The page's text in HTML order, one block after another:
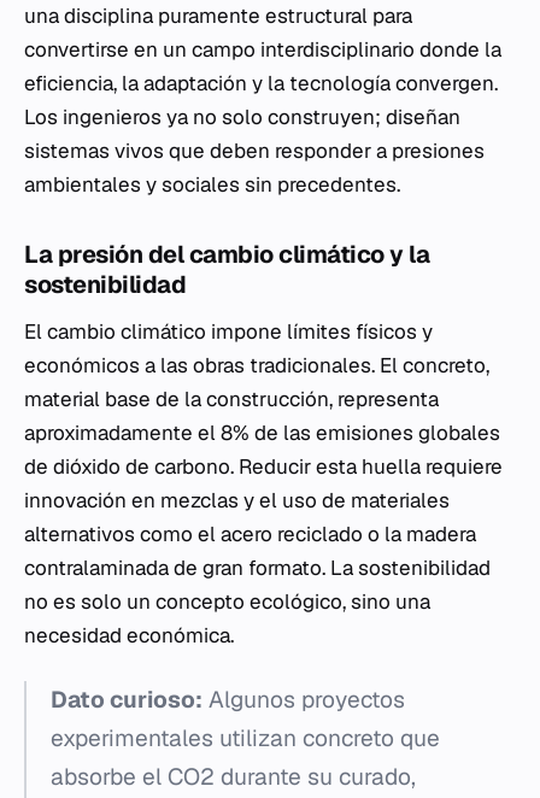
una disciplina puramente estructural para
convertirse en un campo interdisciplinario donde la
eficiencia, la adaptación y la tecnología convergen.
Los ingenieros ya no solo construyen; diseñan
sistemas vivos que deben responder a presiones
ambientales y sociales sin precedentes.
La presión del cambio climático y la
sostenibilidad
El cambio climático impone límites físicos y
económicos a las obras tradicionales. El concreto,
material base de la construcción, representa
aproximadamente el 8% de las emisiones globales
de dióxido de carbono. Reducir esta huella requiere
innovación en mezclas y el uso de materiales
alternativos como el acero reciclado o la madera
contralaminada de gran formato. La sostenibilidad
no es solo un concepto ecológico, sino una
necesidad económica.
Dato curioso: Algunos proyectos
experimentales utilizan concreto que
absorbe el CO2 durante su curado,